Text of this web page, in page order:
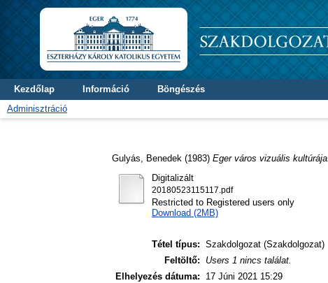
Kezdőlap Információ
Böngészés
Adminisztráció
Gulyás, Benedek (1983) Eger város vizuális kultúrája.
Digitalizált
20180523115117.pdf
Restricted to Registered users only
Download (2MB)
Tétel típus: Szakdolgozat (Szakdolgozat)
Feltöltő:
Users 1 nincs találat.
Elhelyezés dátuma:
17 Júni 2021 15:29